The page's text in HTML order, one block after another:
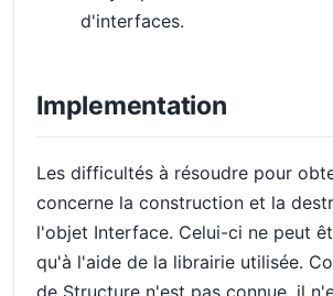
d'interfaces.
Implementation
Les difficultés à résoudre pour
concerne la construction et la
l'objet Interface. Celui-ci ne peut
qu'à l'aide de la librairie utilisée.